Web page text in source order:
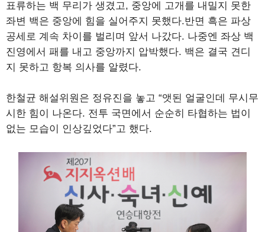
표류하는 백 무리가 생겼고, 중앙에 고개를 내밀지 못한
좌변 백은 중앙에 힘을 실어주지 못했다.반면 흑은 파상
공세로 계속 차이를 벌리며 앞서 나갔다. 나중엔 좌상 백
진영에서 패를 내고 중앙까지 압박했다. 백은 결국 견디
지 못하고 항복 의사를 알렸다.
한철균 해설위원은 정유진을 놓고 “앳된 얼굴인데 무시무
시한 힘이 나온다. 전투 국면에서 순순히 타협하는 법이
없는 모습이 인상깊었다”고 했다.